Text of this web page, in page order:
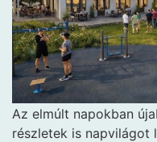
Az elmúlt napokban
részletek is napvilágot